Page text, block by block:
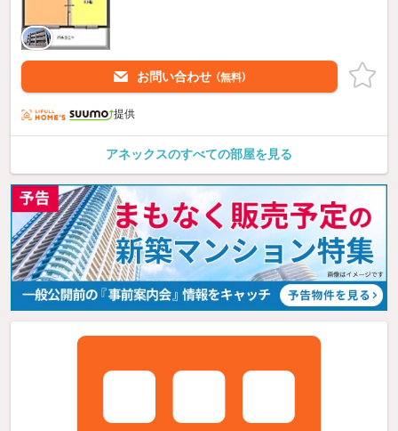
お問い合わせ （無料）
提供
アネックスのすべての部屋を見る